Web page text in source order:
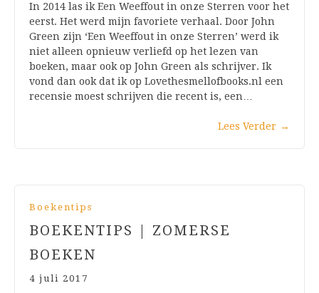
In 2014 las ik Een Weeffout in onze Sterren voor het
eerst. Het werd mijn favoriete verhaal. Door John
Green zijn ‘Een Weeffout in onze Sterren’ werd ik
niet alleen opnieuw verliefd op het lezen van
boeken, maar ook op John Green als schrijver. Ik
vond dan ook dat ik op Lovethesmellofbooks.nl een
recensie moest schrijven die recent is, een…
Lees Verder →
Boekentips
BOEKENTIPS | ZOMERSE
BOEKEN
4 juli 2017